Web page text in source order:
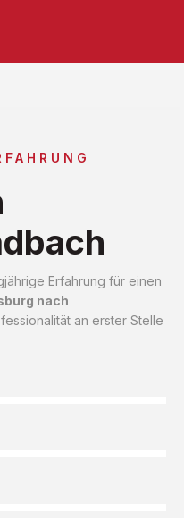
Erfahrung für einen
nach
an erster Stelle